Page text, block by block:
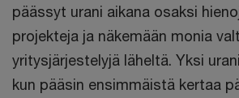
päässyt urani aikana osaksi
projekteja ja näkemään monia
yritysjärjestelyjä läheltä. Yksi
kun pääsin ensimmäistä kertaa